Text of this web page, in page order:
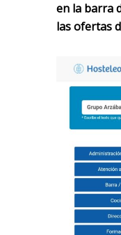
en la barra
las ofertas